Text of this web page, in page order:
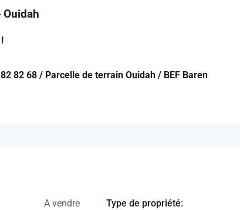
82 68 / Parcelle de terrain Ouidah / BEF Baren
A vendre Type de propriété: